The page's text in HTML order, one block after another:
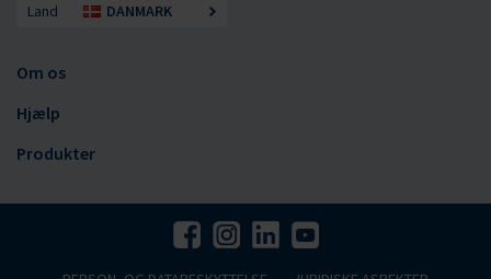
Land DANMARK
Om os
Hjælp
Produkter